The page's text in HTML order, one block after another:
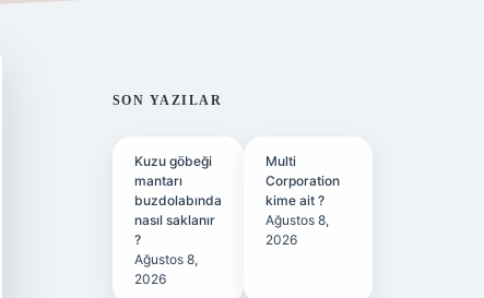
SIDEBAR
SON YAZILAR
Kuzu göbeği
mantarı
buzdolabında
nasıl saklanır
?
Ağustos 8,
2026
Multi
Corporation
kime ait ?
Ağustos 8,
2026